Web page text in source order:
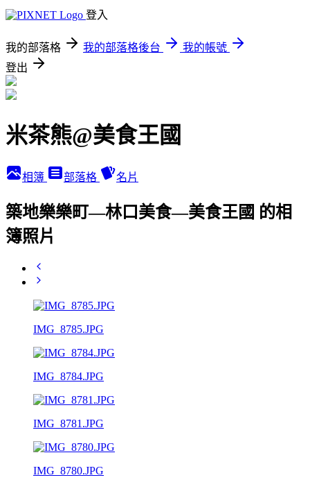
登入
我的部落格 我的部落格後台
我的帳號
登出
米茶熊@美食王國
相簿 部落格 名片
築地樂樂町—林口美食—美食王國 的相
簿照片
IMG_8785.JPG
IMG_8784.JPG
IMG_8781.JPG
IMG_8780.JPG